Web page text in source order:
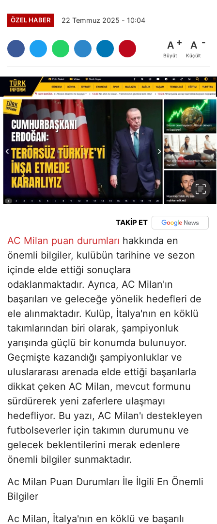
ÖZEL HABER 22 Temmuz 2025 - 10:04
A
Büyüt
A
Küçült
TAKİP ET
AC Milan puan durumları hakkında en
önemli bilgiler, kulübün tarihine ve sezon
içinde elde ettiği sonuçlara
odaklanmaktadır. Ayrıca, AC Milan'ın
başarıları ve geleceğe yönelik hedefleri de
ele alınmaktadır. Kulüp, İtalya'nın en köklü
takımlarından biri olarak, şampiyonluk
yarışında güçlü bir konumda bulunuyor.
Geçmişte kazandığı şampiyonluklar ve
uluslararası arenada elde ettiği başarılarla
dikkat çeken AC Milan, mevcut formunu
sürdürerek yeni zaferlere ulaşmayı
hedefliyor. Bu yazı, AC Milan'ı destekleyen
futbolseverler için takımın durumunu ve
gelecek beklentilerini merak edenlere
önemli bilgiler sunmaktadır.
Ac Milan Puan Durumları İle İlgili En Önemli
Bilgiler
Ac Milan, İtalya'nın en köklü ve başarılı